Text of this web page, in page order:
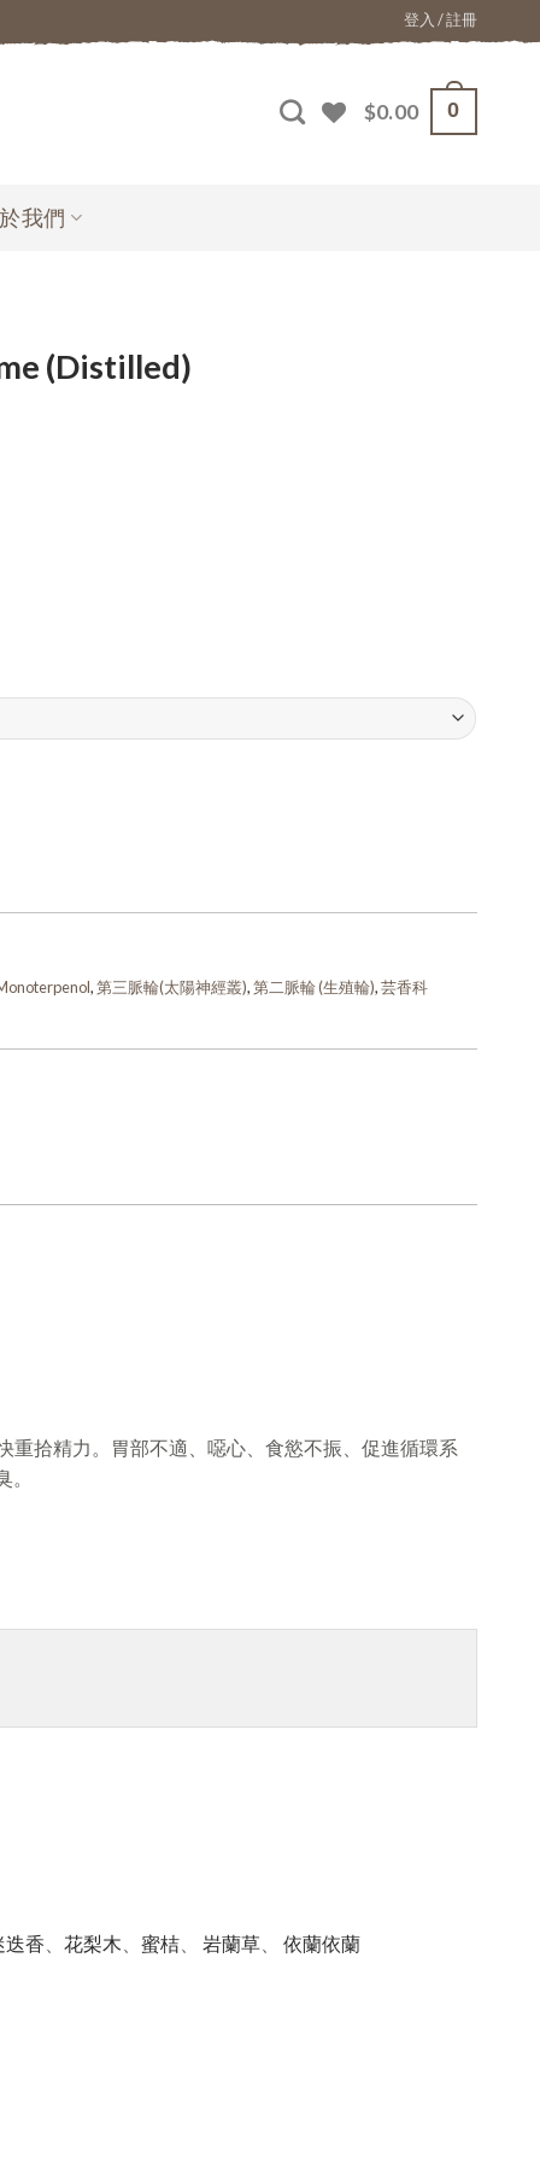
登入 / 註冊
$0.00 0
我們
(Distilled)
,第三脈輪(太陽神經叢),第二脈輪 (生殖輪),芸香科
重拾精力。胃部不適、噁心、食慾不振、促進循環系
迭香 花梨木 蜜桔、 岩蘭草、 依蘭依蘭